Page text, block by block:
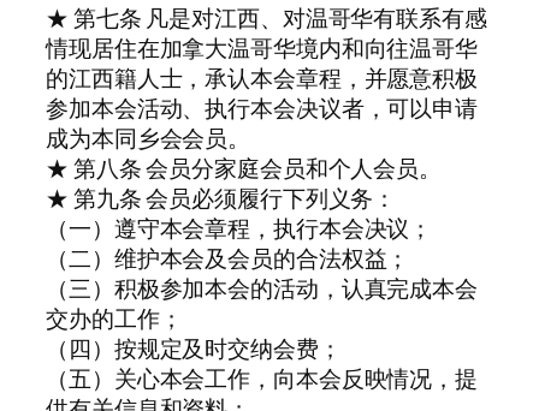
★ 第七条 凡是对江西、对温哥华有联系有感
情现居住在加拿大温哥华境内和向往温哥华
的江西籍人士，承认本会章程，并愿意积极
参加本会活动、执行本会决议者，可以申请
成为本同乡会会员。
★ 第八条 会员分家庭会员和个人会员。
★ 第九条 会员必须履行下列义务：
（一）遵守本会章程，执行本会决议；
（二）维护本会及会员的合法权益；
（三）积极参加本会的活动，认真完成本会
交办的工作；
（四）按规定及时交纳会费；
（五）关心本会工作，向本会反映情况，提